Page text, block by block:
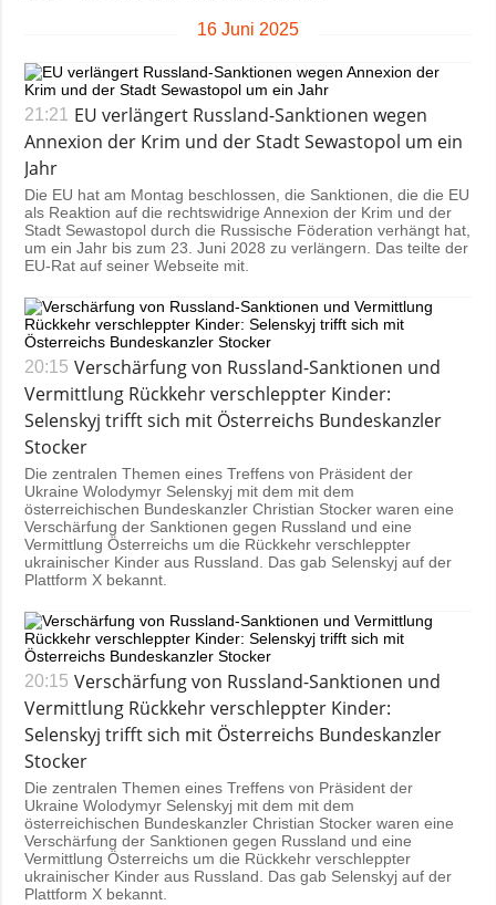
16 Juni 2025
21:21
EU verlängert Russland-Sanktionen wegen
Annexion der Krim und der Stadt Sewastopol um ein
Jahr
Die EU hat am Montag beschlossen, die Sanktionen, die die EU
als Reaktion auf die rechtswidrige Annexion der Krim und der
Stadt Sewastopol durch die Russische Föderation verhängt hat,
um ein Jahr bis zum 23. Juni 2028 zu verlängern. Das teilte der
EU-Rat auf seiner Webseite mit.
20:15 Verschärfung von Russland-Sanktionen und
Vermittlung Rückkehr verschleppter Kinder:
Selenskyj trifft sich mit Österreichs Bundeskanzler
Stocker
Die zentralen Themen eines Treffens von Präsident der
Ukraine Wolodymyr Selenskyj mit dem mit dem
österreichischen Bundeskanzler Christian Stocker waren eine
Verschärfung der Sanktionen gegen Russland und eine
Vermittlung Österreichs um die Rückkehr verschleppter
ukrainischer Kinder aus Russland. Das gab Selenskyj auf der
Plattform X bekannt.
20:15 Verschärfung von Russland-Sanktionen und
Vermittlung Rückkehr verschleppter Kinder:
Selenskyj trifft sich mit Österreichs Bundeskanzler
Stocker
Die zentralen Themen eines Treffens von Präsident der
Ukraine Wolodymyr Selenskyj mit dem mit dem
österreichischen Bundeskanzler Christian Stocker waren eine
Verschärfung der Sanktionen gegen Russland und eine
Vermittlung Österreichs um die Rückkehr verschleppter
ukrainischer Kinder aus Russland. Das gab Selenskyj auf der
Plattform X bekannt.